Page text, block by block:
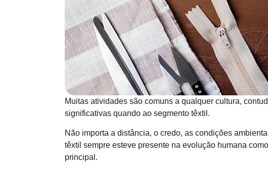
Muitas atividades são comuns a qualquer cultura,
significativas quando ao segmento têxtil.
Não importa a distância, o credo, as condições
têxtil sempre esteve presente na evolução humana
principal.